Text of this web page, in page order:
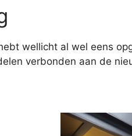
wellicht al wel eens
verbonden aan de